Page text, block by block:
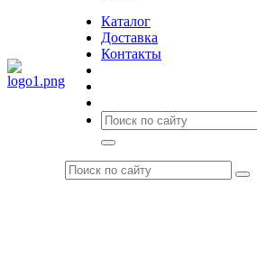
Каталог
Доставка
Контакты